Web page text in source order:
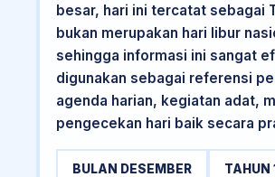
besar, hari ini tercatat sebagai
bukan merupakan hari libur
sehingga informasi ini sangat
digunakan sebagai referensi
agenda harian, kegiatan adat,
pengecekan hari baik secara
BULAN DESEMBER TAHUN